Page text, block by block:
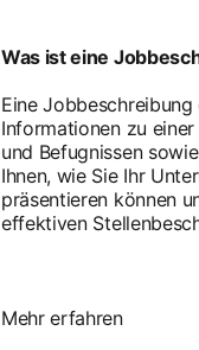
Was ist eine
Eine
Informationen zu
und Befugnissen
Ihnen, wie Sie Ihr
präsentieren können
effektiven
Mehr erfahren